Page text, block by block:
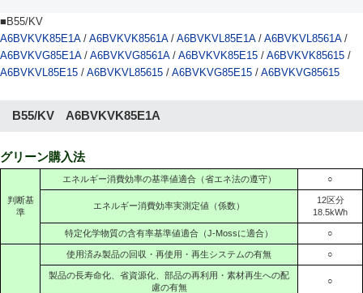
■B55/KV
A6BVKVK85E1A/ A6BVKVK8561A/ A6BVKVL85E1A/ A6BVKVL8561A/
A6BVKVG85E1A/ A6BVKVG8561A/ A6BVKVK85E15 / A6BVKVK85615 /
A6BVKVL85E15 / A6BVKVL85615 / A6BVKVG85E15 / A6BVKVG85615
B55/KV A6BVKVK85E1A
グリーン購入法
判断基
準
エネルギー消費効率の基準値適合（省エネ法の遵守） ○
エネルギー消費効率実測定値（係数）
12区分
18.5kWh
特定化学物質の含有率基準値適合（J-Mossに適合） ○
使用済み製品の回収・再使用・再生システムの有無 ○
製品の長寿命化、省資源化、部品の再利用・素材再生への配
慮の有無
○